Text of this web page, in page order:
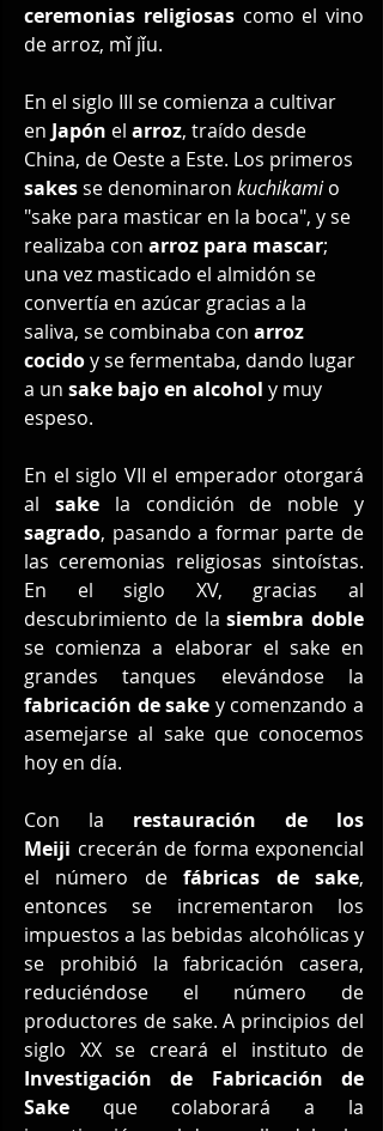
ceremonias religiosas como el vino
de arroz, mǐ jǐu.
En el siglo III se comienza a cultivar
en Japón el arroz, traído desde
China, de Oeste a Este. Los primeros
sakes se denominaron kuchikami o
"sake para masticar en la boca", y se
realizaba con arroz para mascar;
una vez masticado el almidón se
convertía en azúcar gracias a la
saliva, se combinaba con arroz
cocido y se fermentaba, dando lugar
a un sake bajo en alcohol y muy
espeso.
En el siglo VII el emperador otorgará
al sake
sagrado, pasando a formar parte de
las ceremonias religiosas sintoístas.
En el siglo XV, gracias al
descubrimiento de la siembra doble
se comienza a elaborar el sake en
fabricación de sake y comenzando a
asemejarse al sake que conocemos
hoy en día.
Con la restauración de los
Meiji crecerán de forma exponencial
el número de fábricas de sake,
entonces se incrementaron los
impuestos a las bebidas alcohólicas y
se prohibió la fabricación casera,
reduciéndose el número de
productores de sake. A principios del
Investigación de Fabricación de
Sake que colaborará a la